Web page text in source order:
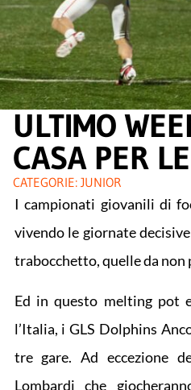
ULTIMO
CASA PER
CATEGORIE: JUNIOR
I campionati giovanili di
vivendo le giornate
trabocchetto, quelle da non
Ed in questo melting pot
l’Italia, i GLS Dolphins
tre gare. Ad eccezione
Lombardi che